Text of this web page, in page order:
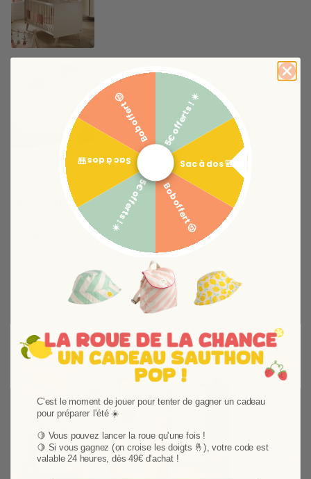
Commode 3 tiroirs Mélinée
308,06 €
Description
Détails du produit
Vous aimerez aussi
Ajouter aux favoris
Supprimer des
-18,48%
-10%
5€ offerts ! ☀️
Sac à dos 🎒
Bob offert 🤠
5€ offerts ! ☀️
Sac à dos 🎒
Bob offert 🤠
C'est le moment de jouer pour tenter de gagner un cadeau
pour préparer l'été ☀️
🍋 Vous pouvez lancer la roue qu'une fois !
🍋 Si vous gagnez (on croise les doigts 🤞), votre code est
valable 24 heures, dès 49€ d'achat !